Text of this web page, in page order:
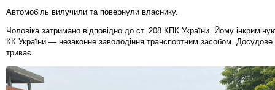
Автомобіль вилучили та повернули власнику.
Чоловіка затримано відповідно до ст. 208 КПК України. Йому
КК України — незаконне заволодіння транспортним засобом. Досудове
триває.